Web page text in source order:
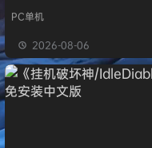
PC单机
2026-08-06